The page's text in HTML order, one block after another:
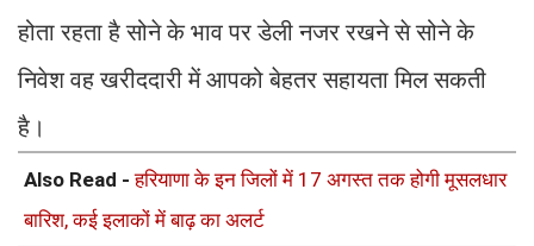
होता रहता है सोने के भाव पर डेली नजर रखने से सोने के
निवेश वह खरीददारी में आपको बेहतर सहायता मिल सकती
है।
Also Read -हरियाणा के इन जिलों में 17 अगस्त तक होगी मूसलधार
बारिश, कई इलाकों में बाढ़ का अलर्ट